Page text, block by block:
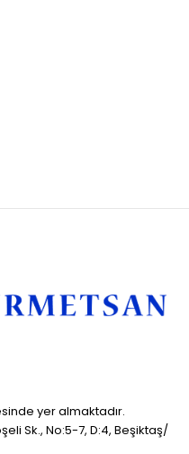
yer almaktadır.
Sk., No:5-7, D:4, Beşiktaş/